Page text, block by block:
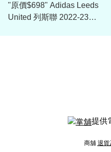
"原價$698" Adidas Leeds
United 列斯聯 2022-23
提供
商舖 退貨